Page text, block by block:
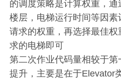
的调度策略是计算权重，
楼层，电梯运行时间等因
请求的权重，再选择最佳
求的电梯即可
第二次作业代码量相较于
提升，主要是在于Elevator